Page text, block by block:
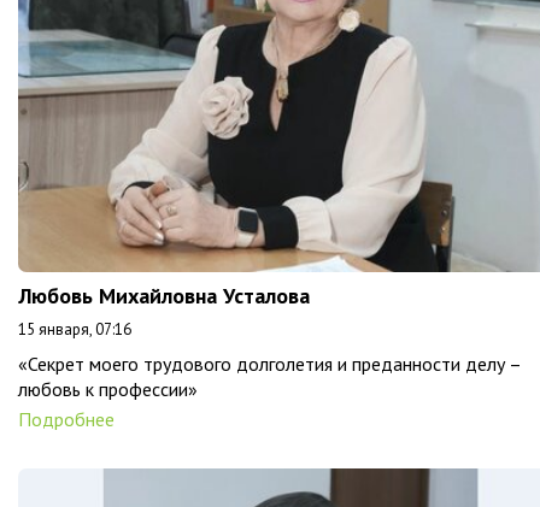
Любовь Михайловна Усталова
15 января, 07:16
«Секрет моего трудового долголетия и преданности делу –
любовь к профессии»
Подробнее